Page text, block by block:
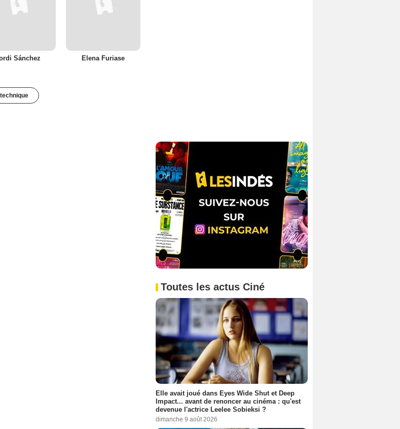
Sánchez Elena Furiase
Toutes les actus Ciné
Elle avait joué dans Eyes Wide Shut et Deep
Impact... avant de renoncer au cinéma : qu'est
devenue l'actrice Leelee Sobieksi ?
dimanche 9 août 2026